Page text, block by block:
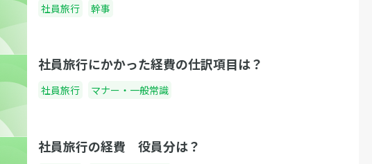
社員旅行 幹事
社員旅行にかかった経費の仕訳項目は？
社員旅行 マナー・一般常識
社員旅行の経費 役員分は？